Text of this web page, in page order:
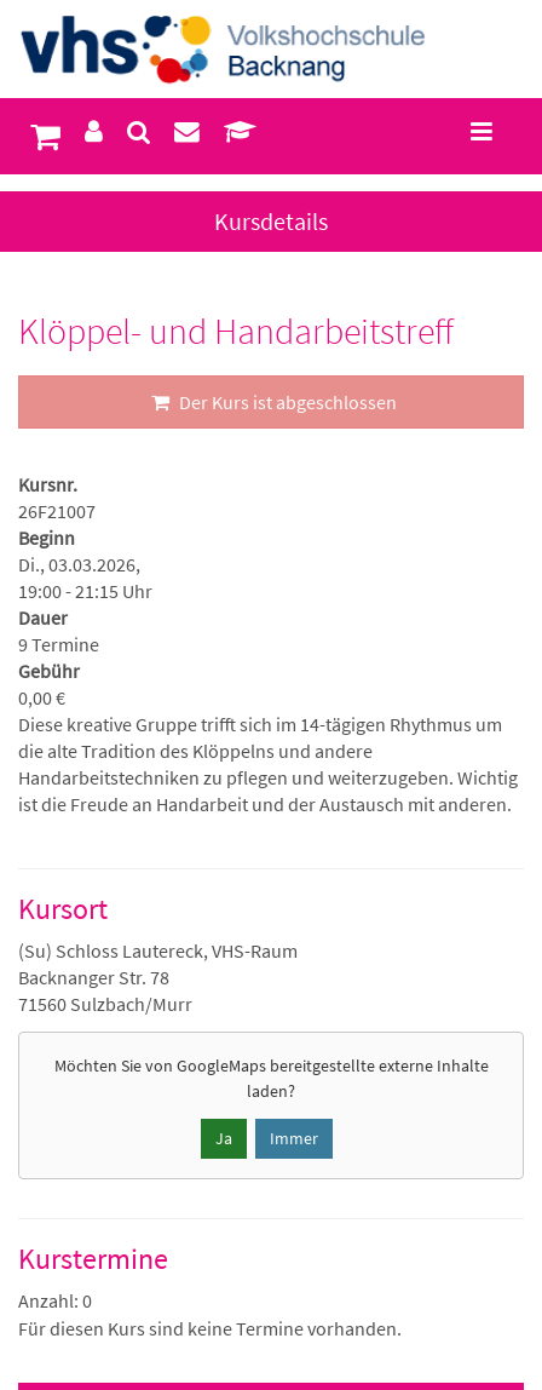
Kursdetails
Klöppel- und Handarbeitstreff
Der Kurs ist abgeschlossen
Kursnr.
26F21007
Beginn
Di., 03.03.2026,
19:00 - 21:15 Uhr
Dauer
9 Termine
Gebühr
0,00 €
Diese kreative Gruppe trifft sich im 14-tägigen Rhythmus um
die alte Tradition des Klöppelns und andere
Handarbeitstechniken zu pflegen und weiterzugeben. Wichtig
ist die Freude an Handarbeit und der Austausch mit anderen.
Kursort
(Su) Schloss Lautereck, VHS-Raum
Backnanger Str. 78
71560 Sulzbach/Murr
Möchten Sie von GoogleMapsbereitgestellte externe Inhalte
laden?
Ja Immer
Kurstermine
Anzahl: 0
Für diesen Kurs sind keine Termine vorhanden.